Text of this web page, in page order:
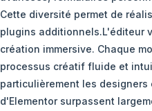
Cette diversité permet de
plugins additionnels.L'éditeur
création immersive. Chaque
processus créatif fluide et
particulièrement les
d'Elementor surpassent